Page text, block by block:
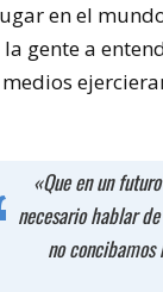
en el
gente a
«Que en un
necesario hablar
no